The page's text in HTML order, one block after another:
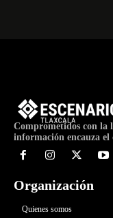
Comprometidos con la
información encauza el
Organización
Quienes somos